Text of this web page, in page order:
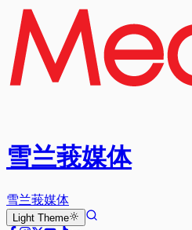
雪兰莪媒体
雪兰莪媒体
Light Theme